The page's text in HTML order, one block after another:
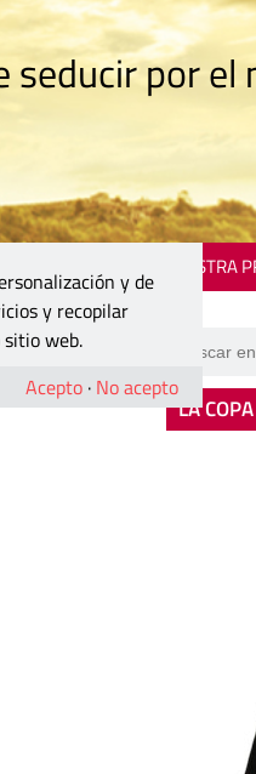
seducir por el
MOSTRA
LA
y de
y recopilar
web.
Acepto · No acepto